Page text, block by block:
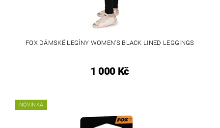
FOX DÁMSKÉ LEGÍNY WOMEN'S BLACK LINED LEGGINGS
1 000 Kč
NOVINKA